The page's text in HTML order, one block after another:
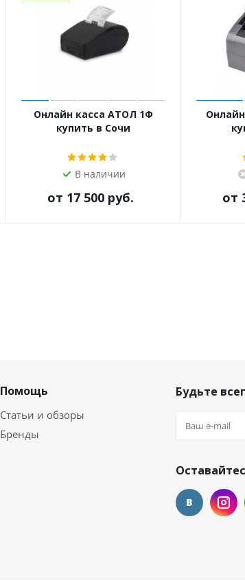
Онлайн касса АТОЛ 1Ф
купить в Сочи
В наличии
от 17 500 руб. от
Помощь
Статьи и обзоры
Бренды
Будьте